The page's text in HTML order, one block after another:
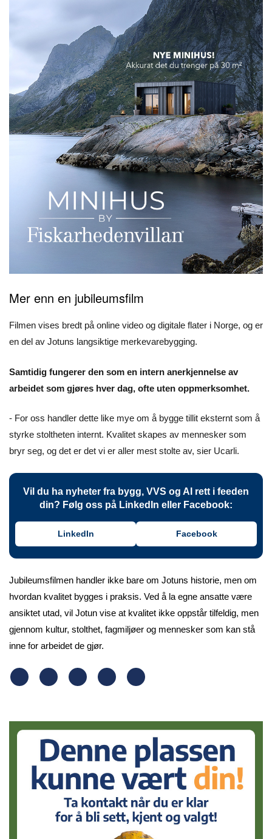
Mer enn en jubileumsfilm
Filmen vises bredt på online video og digitale flater i Norge, og er
en del av Jotuns langsiktige merkevarebygging.
Samtidig fungerer den som en intern anerkjennelse av
arbeidet som gjøres hver dag, ofte uten oppmerksomhet.
- For oss handler dette like mye om å bygge tillit eksternt som å
styrke stoltheten internt. Kvalitet skapes av mennesker som
bryr seg, og det er det vi er aller mest stolte av, sier Ucarli.
Vil du ha nyheter fra bygg, VVS og AI rett i feeden
din? Følg oss på LinkedIn eller Facebook:
LinkedIn Facebook
Jubileumsfilmen handler ikke bare om Jotuns historie, men om
hvordan kvalitet bygges i praksis. Ved å la egne ansatte være
ansiktet utad, vil Jotun vise at kvalitet ikke oppstår tilfeldig, men
gjennom kultur, stolthet, fagmiljøer og mennesker som kan stå
inne for arbeidet de gjør.